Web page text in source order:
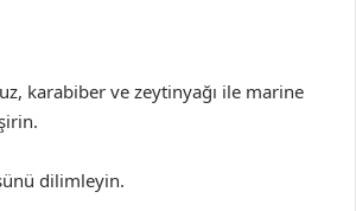
karabiber ve zeytinyağı ile marine
dilimleyin.